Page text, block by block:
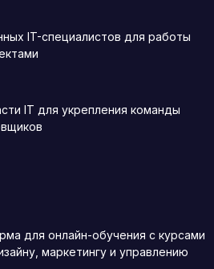
IT-специалистов для работы
IT для укрепления команды
для онлайн-обучения с курсами
маркетингу и управлению